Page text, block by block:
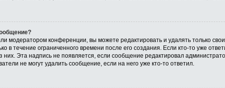
модератором конференции, вы можете редактировать и удалять только
в течение ограниченного времени после его создания. Если кто-то уже
них. Эта надпись не появляется, если сообщение редактировал
не могут удалить сообщение, если на него уже кто-то ответил.